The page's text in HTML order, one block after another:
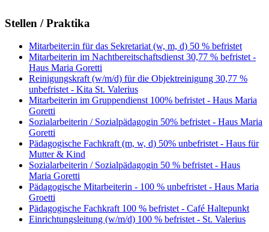
Stellen / Praktika
Mitarbeiter:in für das Sekretariat (w, m, d) 50 % befristet
Mitarbeiterin im Nachtbereitschaftsdienst 30,77 % befristet -
Haus Maria Goretti
Reinigungskraft (w/m/d) für die Objektreinigung 30,77 %
unbefristet - Kita St. Valerius
Mitarbeiterin im Gruppendienst 100% befristet - Haus Maria
Goretti
Sozialarbeiterin / Sozialpädagogin 50% befristet - Haus Maria
Goretti
Pädagogische Fachkraft (m, w, d) 50% unbefristet - Haus für
Mutter & Kind
Sozialarbeiterin / Sozialpädagogin 50 % befristet - Haus
Maria Goretti
Pädagogische Mitarbeiterin - 100 % unbefristet - Haus Maria
Groetti
Pädagogische Fachkraft 100 % befristet - Café Haltepunkt
Einrichtungsleitung (w/m/d) 100 % befristet - St. Valerius